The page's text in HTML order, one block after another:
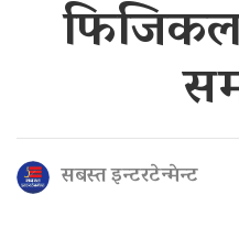
फिजिकल
सबस्त इन्टरटेन्मेन्ट